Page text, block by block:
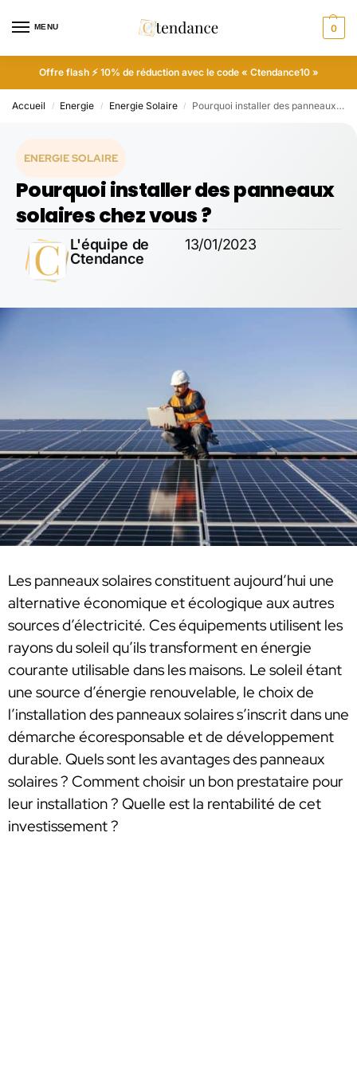
MENU 0
Offre flash ⚡ 10% de réduction avec le code « Ctendance10 »
Accueil / Energie / Energie Solaire / Pourquoi installer des panneaux solaires chez vous ?
ENERGIE SOLAIRE
Pourquoi installer des panneaux
solaires chez vous ?
L'équipe de
Ctendance
13/01/2023
Les panneaux solaires constituent aujourd’hui une
alternative économique et écologique aux autres
sources d’électricité. Ces équipements utilisent les
rayons du soleil qu’ils transforment en énergie
courante utilisable dans les maisons. Le soleil étant
une source d’énergie renouvelable, le choix de
l’installation des panneaux solaires s’inscrit dans une
démarche écoresponsable et de développement
durable. Quels sont les avantages des panneaux
solaires ? Comment choisir un bon prestataire pour
leur installation ? Quelle est la rentabilité de cet
investissement ?